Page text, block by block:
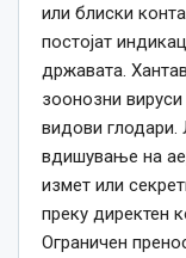
или блиски
постојат
државата.
зоонозни вируси
видови глодари.
вдишување на
измет или
преку директен
Ограничен